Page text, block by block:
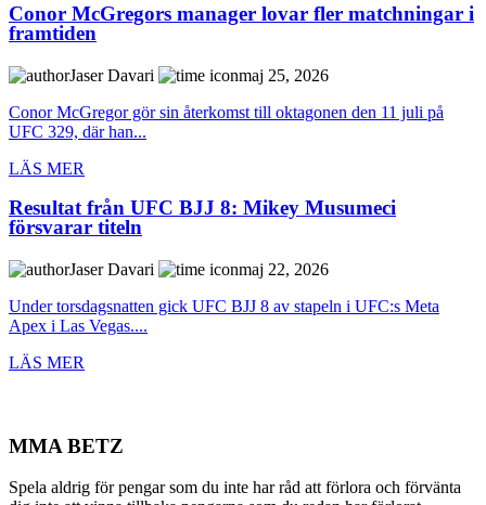
Conor McGregors manager lovar fler matchningar i
framtiden
Jaser Davari
maj 25, 2026
Conor McGregor gör sin återkomst till oktagonen den 11 juli på
UFC 329, där han...
LÄS MER
Resultat från UFC BJJ 8: Mikey Musumeci
försvarar titeln
Jaser Davari
maj 22, 2026
Under torsdagsnatten gick UFC BJJ 8 av stapeln i UFC:s Meta
Apex i Las Vegas....
LÄS MER
MMA BETZ
Spela aldrig för pengar som du inte har råd att förlora och förvänta